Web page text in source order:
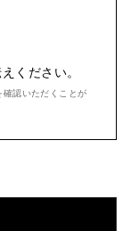
ください。
認いただくことが